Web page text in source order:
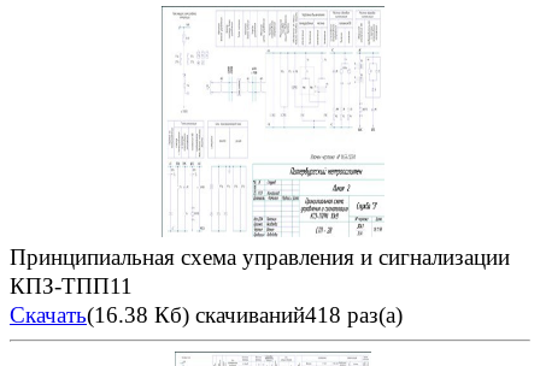
Принципиальная схема управления и сигнализации
КПЗ-ТПП11
Скачать(16.38 Кб) скачиваний418 раз(а)